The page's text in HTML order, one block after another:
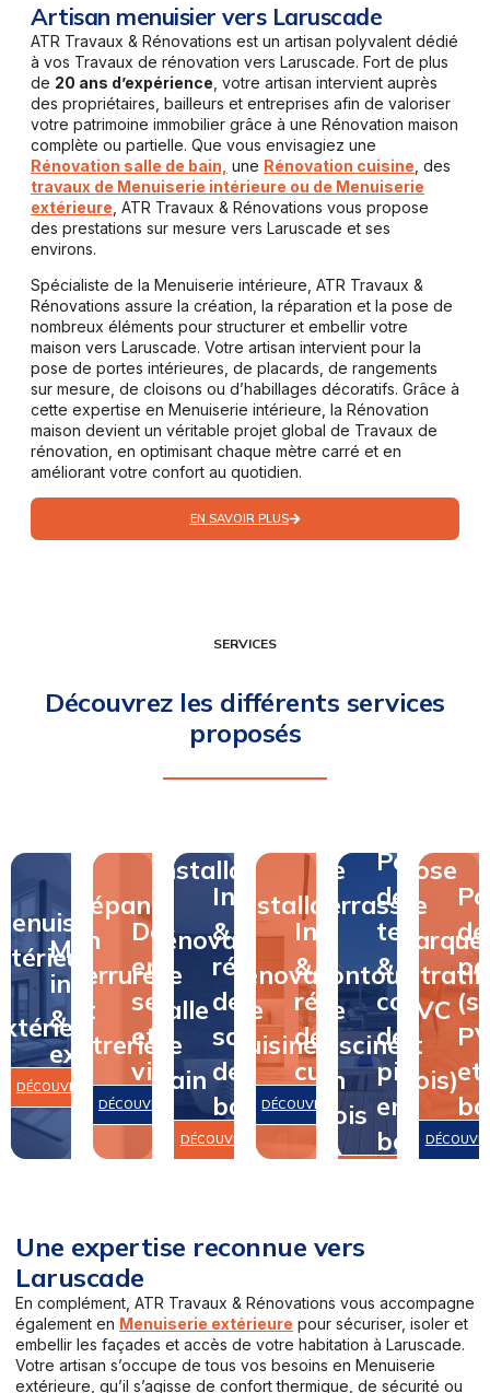
Artisan menuisier vers Laruscade
ATR Travaux & Rénovations est un artisan polyvalent dédié
à vos Travaux de rénovation vers Laruscade. Fort de plus
de 20 ans d’expérience , votre artisan intervient auprès
des propriétaires, bailleurs et entreprises afin de valoriser
votre patrimoine immobilier grâce à une Rénovation maison
complète ou partielle. Que vous envisagiez une
Rénovation salle de bain, une Rénovation cuisine , des
travaux de Menuiserie intérieure ou de Menuiserie
extérieure , ATR Travaux & Rénovations vous propose
des prestations sur mesure vers Laruscade et ses
environs.
Spécialiste de la Menuiserie intérieure, ATR Travaux &
Rénovations assure la création, la réparation et la pose de
nombreux éléments pour structurer et embellir votre
maison vers Laruscade. Votre artisan intervient pour la
pose de portes intérieures, de placards, de rangements
sur mesure, de cloisons ou d’habillages décoratifs. Grâce à
cette expertise en Menuiserie intérieure, la Rénovation
maison devient un véritable projet global de Travaux de
rénovation, en optimisant chaque mètre carré et en
améliorant votre confort au quotidien.
EN SAVOIR PLUS
SERVICES
Découvrez les différents services
proposés
Menuiserie
intérieure
&
extérieure
DÉCOUVRIR
Dépannage
en
serrurerie
et
vitrerie
Dépannage
en
serrurerie
et
vitrerie
DÉCOUVRIR
Installation
&
rénovation
de
salle
de
bain
Installation
rénovation
de
salle
de
bain
DÉCOUVRIR
Installation
&
rénovation
de
cuisine
Installation
rénovation
de
cuisine
DÉCOUVRIR
Pose
de
terrasse
&
contour
de
piscine
en
bois
de
terrasse
contour
de
piscine
en
bois
de
et
Pose
de
PVC
et
bois)
Une expertise reconnue vers
Laruscade
En complément, ATR Travaux & Rénovations vous accompagne
également en Menuiserie extérieure pour sécuriser, isoler et
embellir les façades et accès de votre habitation à Laruscade.
Votre artisan s’occupe de tous vos besoins en Menuiserie
extérieure, qu’il s’agisse de confort thermique, de sécurité ou